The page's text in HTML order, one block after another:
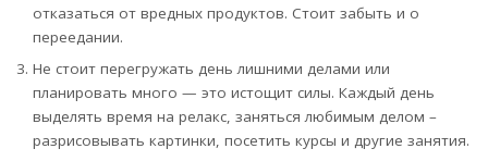
отказаться от вредных продуктов. Стоит забыть и о
переедании.
Не стоит перегружать день лишними делами или
планировать много — это истощит силы. Каждый день
выделять время на релакс, заняться любимым делом –
разрисовывать картинки, посетить курсы и другие занятия.